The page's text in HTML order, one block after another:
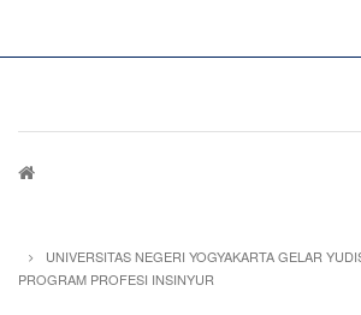
Breadcrumb
UNIVERSITAS NEGERI YOGYAKARTA GELAR
PROGRAM PROFESI INSINYUR